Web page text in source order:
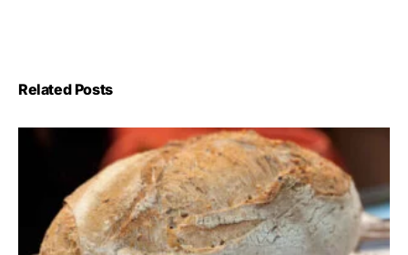
Related Posts